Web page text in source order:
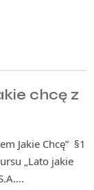
chcę z
Jakie Chcę” §1
„Lato jakie